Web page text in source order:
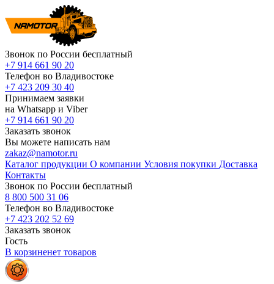
Звонок по России бесплатный
+7 914 661 90 20
Телефон во Владивостоке
+7 423 209 30 40
Принимаем заявки
на Whatsapp и Viber
+7 914 661 90 20
Заказать звонок
Вы можете написать нам
zakaz@namotor.ru
Каталог продукции О компании Условия покупки Доставка
Контакты
Звонок по России бесплатный
8 800 500 31 06
Телефон во Владивостоке
+7 423 202 52 69
Заказать звонок
Гость
В корзиненет товаров